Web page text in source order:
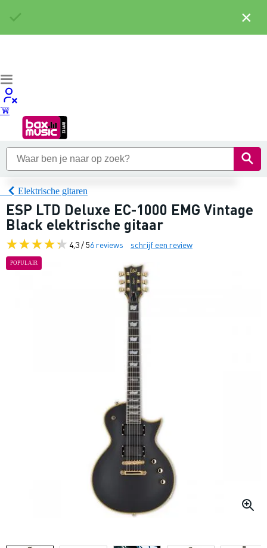
Elektrische gitaren
ESP LTD Deluxe EC-1000 EMG Vintage
Black elektrische gitaar
4,3 / 56 reviews schrijf een review
POPULAIR
×